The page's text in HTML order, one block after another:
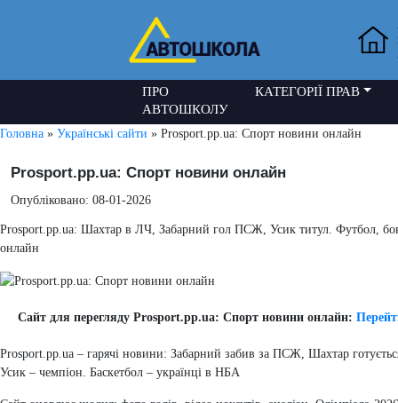
ПРО
АВТОШКОЛУ
КАТЕГОРІЇ ПРАВ
Головна » Українські сайти » Prosport.pp.ua: Спорт новини онлайн
Prosport.pp.ua: Спорт новини онлайн
Опубліковано: 08-01-2026
Prosport.pp.ua: Шахтар в ЛЧ, Забарний гол ПСЖ, Усик титул. Футбол,
онлайн
Сайт для перегляду Prosport.pp.ua: Спорт новини онлайн:
Prosport.pp.ua – гарячі новини: Забарний забив за ПСЖ, Шахтар
Усик – чемпіон. Баскетбол – українці в НБА